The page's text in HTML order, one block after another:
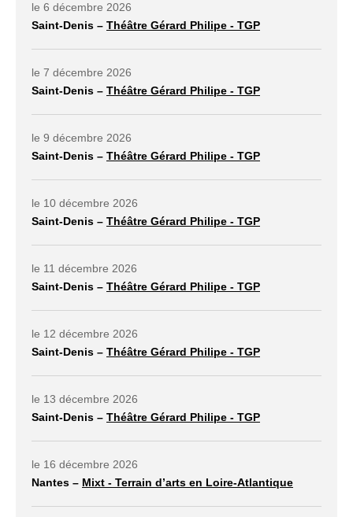
le 6 décembre 2026
Saint-Denis – Théâtre Gérard Philipe - TGP
le 7 décembre 2026
Saint-Denis – Théâtre Gérard Philipe - TGP
le 9 décembre 2026
Saint-Denis – Théâtre Gérard Philipe - TGP
le 10 décembre 2026
Saint-Denis – Théâtre Gérard Philipe - TGP
le 11 décembre 2026
Saint-Denis – Théâtre Gérard Philipe - TGP
le 12 décembre 2026
Saint-Denis – Théâtre Gérard Philipe - TGP
le 13 décembre 2026
Saint-Denis – Théâtre Gérard Philipe - TGP
le 16 décembre 2026
Nantes – Mixt - Terrain d’arts en Loire-Atlantique